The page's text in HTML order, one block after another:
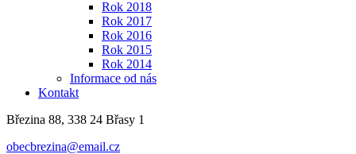
Rok 2018
Rok 2017
Rok 2016
Rok 2015
Rok 2014
Informace od nás
Kontakt
Březina 88, 338 24 Břasy 1
obecbrezina@email.cz